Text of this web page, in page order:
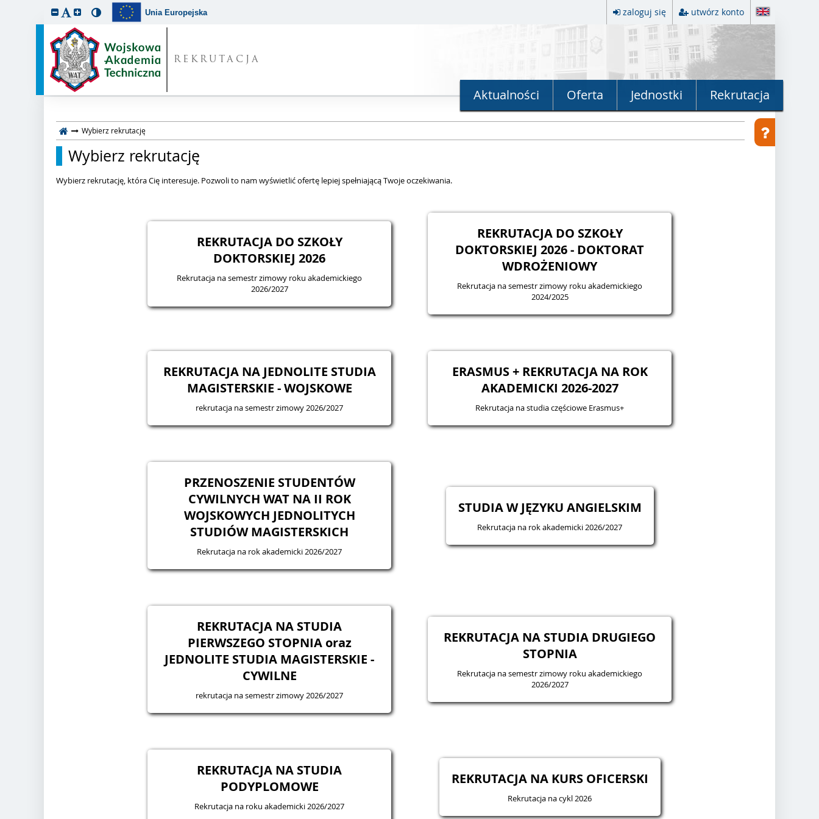
Unia Europejska zaloguj się utwórz konto
REKRUTACJA
Aktualności Oferta Jednostki Rekrutacja
Wybierz rekrutację
Wybierz rekrutację
Wybierz rekrutację, która Cię interesuje. Pozwoli to nam wyświetlić ofertę lepiej spełniającą Twoje oczekiwania.
REKRUTACJA DO SZKOŁY
DOKTORSKIEJ 2026
Rekrutacja na semestr zimowy roku akademickiego
2026/2027
REKRUTACJA DO SZKOŁY
DOKTORSKIEJ 2026 - DOKTORAT
WDROŻENIOWY
Rekrutacja na semestr zimowy roku akademickiego
2024/2025
REKRUTACJA NA JEDNOLITE STUDIA
MAGISTERSKIE - WOJSKOWE
rekrutacja na semestr zimowy 2026/2027
ERASMUS + REKRUTACJA NA ROK
AKADEMICKI 2026-2027
Rekrutacja na studia częściowe Erasmus+
PRZENOSZENIE STUDENTÓW
CYWILNYCH WAT NA II ROK
WOJSKOWYCH JEDNOLITYCH
STUDIÓW MAGISTERSKICH
Rekrutacja na rok akademicki 2026/2027
STUDIA W JĘZYKU ANGIELSKIM
Rekrutacja na rok akademicki 2026/2027
REKRUTACJA NA STUDIA
PIERWSZEGO STOPNIA oraz
JEDNOLITE STUDIA MAGISTERSKIE -
CYWILNE
rekrutacja na semestr zimowy 2026/2027
REKRUTACJA NA STUDIA DRUGIEGO
STOPNIA
Rekrutacja na semestr zimowy roku akademickiego
2026/2027
REKRUTACJA NA STUDIA
PODYPLOMOWE
Rekrutacja na roku akademicki 2026/2027
REKRUTACJA NA KURS OFICERSKI
Rekrutacja na cykl 2026